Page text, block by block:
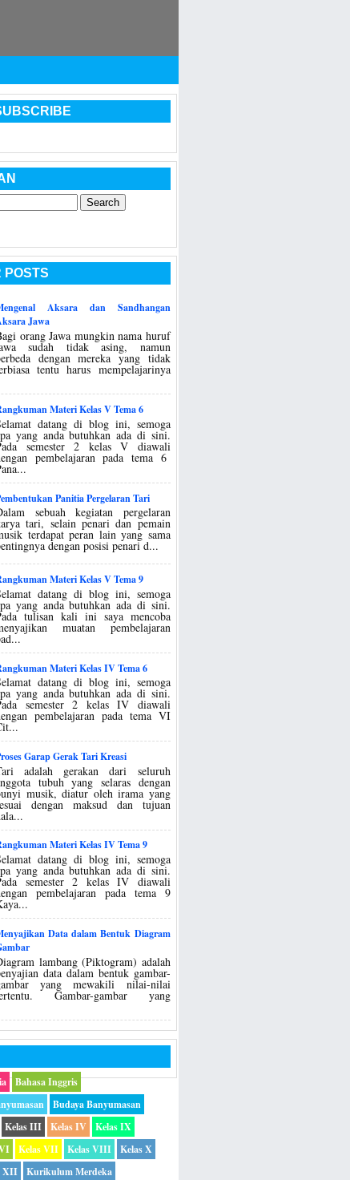
POSTS
Aksara dan Sandhangan
Jawa
orang Jawa mungkin nama huruf
sudah tidak asing, namun
dengan mereka yang tidak
tentu harus mempelajarinya
Materi Kelas V Tema 6
datang di blog ini, semoga
yang anda butuhkan ada di sini.
semester 2 kelas V diawali
pembelajaran pada tema 6
Panitia Pergelaran Tari
sebuah kegiatan pergelaran
tari, selain penari dan pemain
terdapat peran lain yang sama
dengan posisi penari d...
Materi Kelas V Tema 9
datang di blog ini, semoga
yang anda butuhkan ada di sini.
tulisan kali ini saya mencoba
muatan pembelajaran
Materi Kelas IV Tema 6
datang di blog ini, semoga
yang anda butuhkan ada di sini.
semester 2 kelas IV diawali
pembelajaran pada tema VI
Garap Gerak Tari Kreasi
adalah gerakan dari seluruh
tubuh yang selaras dengan
musik, diatur oleh irama yang
dengan maksud dan tujuan
Materi Kelas IV Tema 9
datang di blog ini, semoga
yang anda butuhkan ada di sini.
semester 2 kelas IV diawali
pembelajaran pada tema 9
Data dalam Bentuk Diagram
lambang (Piktogram) adalah
data dalam bentuk gambar-
yang mewakili nilai-nilai
Gambar-gambar yang
Bahasa Inggris
Budaya Banyumasan
Kelas III Kelas IV
Kelas IX
Kelas VII Kelas VIII
Kelas X
XII
Kurikulum Merdeka